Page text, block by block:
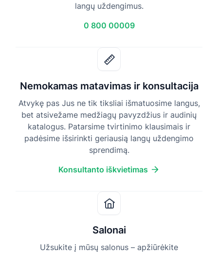
langų uždengimus.
0 800 00009
Nemokamas matavimas ir konsultacija
Atvykę pas Jus ne tik tiksliai išmatuosime langus,
bet atsivežame medžiagų pavyzdžius ir audinių
katalogus. Patarsime tvirtinimo klausimais ir
padėsime išsirinkti geriausią langų uždengimo
sprendimą.
Konsultanto iškvietimas
Salonai
Užsukite į mūsų salonus – apžiūrėkite